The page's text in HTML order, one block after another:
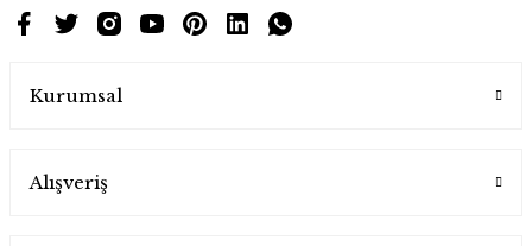
Kurumsal
Alışveriş